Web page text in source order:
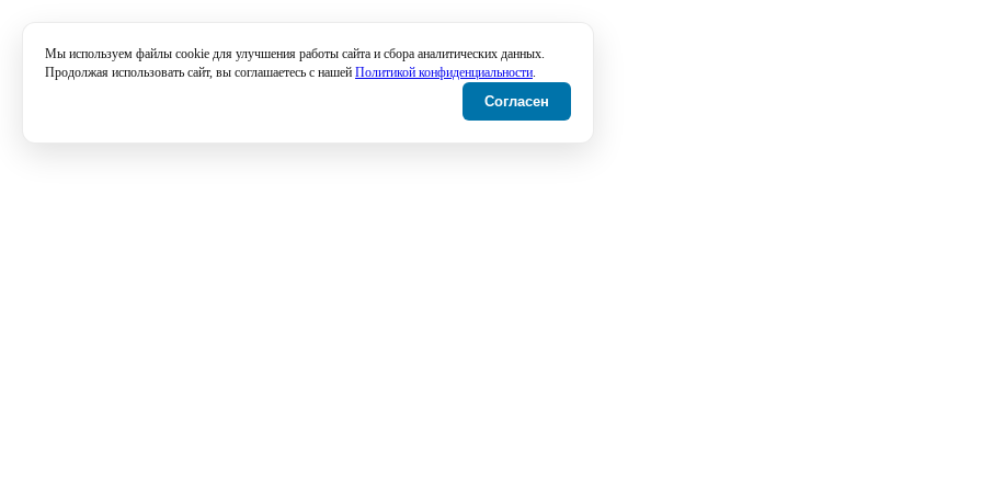
Мы используем файлы cookie для улучшения работы сайта и сбора аналитических данных.
Продолжая использовать сайт, вы соглашаетесь с нашей Политикой конфиденциальности.
Согласен